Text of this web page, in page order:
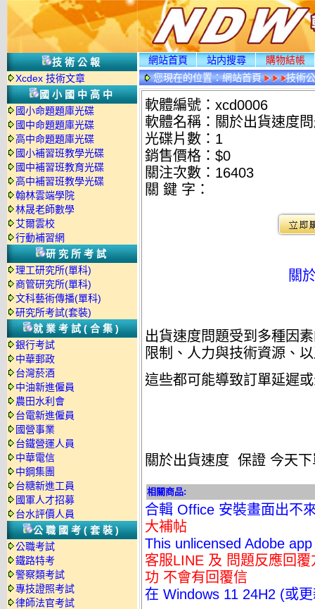
技術公報
Xcdex 技術文章
國小國中高中
國小命題題庫光碟
國中命題題庫光碟
高中命題題庫光碟
國小補習班教學光碟
國中補習班教育光碟
高中補習班教學光碟
翰林雲端學院
林晟老師數學
艾爾雲校
行動補習網
研究所考試
理工研究所(單科)
商管研究所(單科)
文科藝術傳播(單科)
研究所考試(套裝)
就業考試(合集)
銀行考試
中華郵政
台灣菸酒
中油新進僱員
農田水利會
台電新進僱員
國營事業
台鐵營運人員
中華電信
中鋼集團
台糖新進工員
國軍人才招募
台水評價人員
公職國考(套裝)
公職考試
鐵路特考
警察類考試
專技證照考試
律師法官考試
網站首頁 站内搜尋
購物結帳
您現在的位置：網站首頁 技術
軟體編號：xcd0006
軟體名稱：關於出貨速度
光碟片數：1
銷售價格：$0
關注次數： 16403
關 鍵 字：
關
出貨速度問題受到多種因
限制、人力與技術資源、
這些都可能導致訂單延遲
關於出貨速度 保證 今天
相關商品:
合輯 Office 安裝畫面出不
大補帖
This unlicensed Adobe
客服LINE 及 問題反應回
功 不會有回覆信
在 Windows 11 24H2 (或